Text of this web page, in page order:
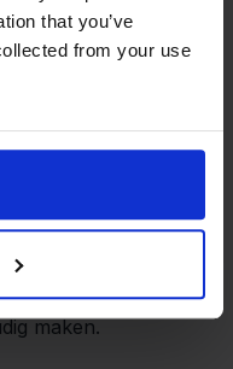
that you’ve
from your use
zonder
druk.
is inmiddels
online verkopers in
gebleven:
maken.